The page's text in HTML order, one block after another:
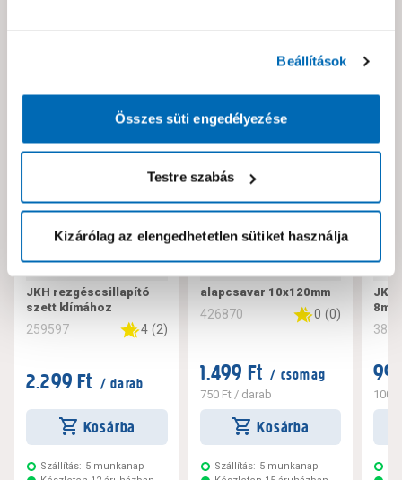
Beállítások
Összes süti engedélyezése
Testre szabás
Kizárólag az elengedhetetlen sütiket használja
JKH rezgéscsillapító
szett klímához
259597 4 (2)
2.299 Ft / darab
Kosárba
Szállítás: 5 munkanap
alapcsavar 10x120mm
426870 0 (0)
1.499 Ft / csomag
750 Ft/ darab
Kosárba
Szállítás: 5 munkanap
JKH
100